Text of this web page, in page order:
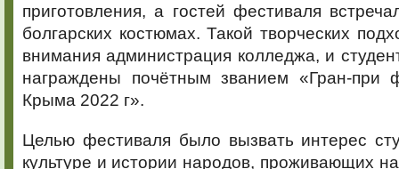
приготовления, а гостей фестиваля
болгарских костюмах. Такой творческих
внимания администрация колледжа, и
награждены почётным званием «Гран-при
Крыма 2022 г».
Целью фестиваля было вызвать интерес
культуре и истории народов, проживающих